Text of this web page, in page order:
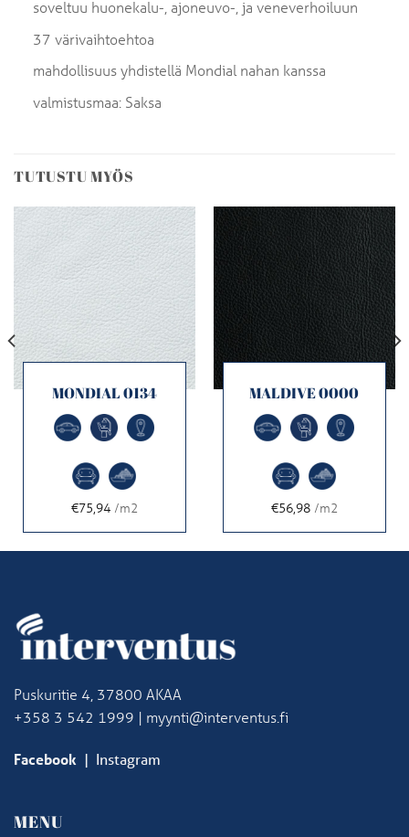
soveltuu huonekalu-, ajoneuvo-, ja veneverhoiluun
37 värivaihtoehtoa
mahdollisuus yhdistellä Mondial nahan kanssa
valmistusmaa: Saksa
TUTUSTU MYÖS
MONDIAL 0134
€75,94/m2
MALDIVE 0000
€56,98/m2
Puskuritie 4, 37800 AKAA
+358 3 542 1999 | myynti@interventus.fi
Facebook | Instagram
MENU